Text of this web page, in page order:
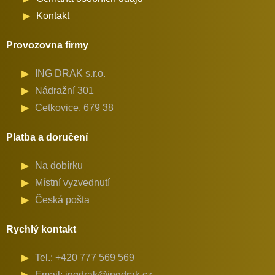
Kontakt
Provozovna firmy
ING DRAK s.r.o.
Nádražní 301
Cetkovice, 679 38
Platba a doručení
Na dobírku
Místní vyzvednutí
Česká pošta
Rychlý kontakt
Tel.: +420 777 569 569